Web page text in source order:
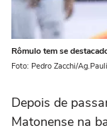
Rômulo tem se
Foto: Pedro Zacchi/
Depois de
Matonense na